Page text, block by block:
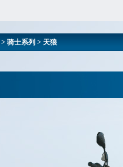
> 骑士系列 > 天狼